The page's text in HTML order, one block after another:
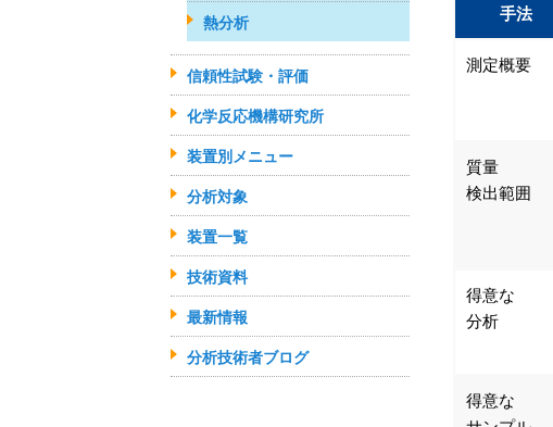
手法
測定概要
質量
検出範囲
得意な
分析
得意な
熱分析
信頼性試験・評価
化学反応機構研究所
装置別メニュー
分析対象
装置一覧
技術資料
最新情報
分析技術者ブログ